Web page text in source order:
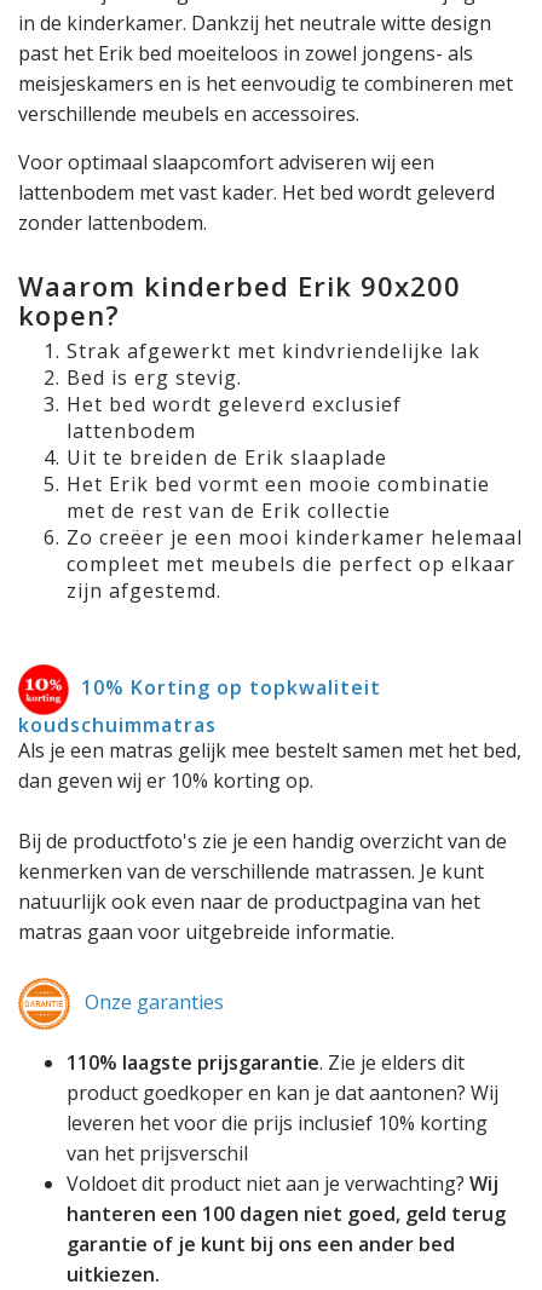
in de kinderkamer. Dankzij het neutrale witte design
past het Erik bed moeiteloos in zowel jongens- als
meisjeskamers en is het eenvoudig te combineren met
verschillende meubels en accessoires.
Voor optimaal slaapcomfort adviseren wij een
lattenbodem met vast kader. Het bed wordt geleverd
zonder lattenbodem.
Waarom kinderbed Erik 90x200
kopen?
Strak afgewerkt met kindvriendelijke lak
Bed is erg stevig.
Het bed wordt geleverd exclusief
lattenbodem
Uit te breiden de Erik slaaplade
Het Erik bed vormt een mooie combinatie
met de rest van de Erik collectie
Zo creëer je een mooi kinderkamer helemaal
compleet met meubels die perfect op elkaar
zijn afgestemd.
10% Korting op topkwaliteit
koudschuimmatras
Als je een matras gelijk mee bestelt samen met het bed,
dan geven wij er 10% korting op.
Bij de productfoto's zie je een handig overzicht van de
kenmerken van de verschillende matrassen. Je kunt
natuurlijk ook even naar de productpagina van het
matras gaan voor uitgebreide informatie.
Onze garanties
110% laagste prijsgarantie. Zie je elders dit
product goedkoper en kan je dat aantonen? Wij
leveren het voor die prijs inclusief 10% korting
van het prijsverschil
Voldoet dit product niet aan je verwachting? Wij
hanteren een 100 dagen niet goed, geld terug
garantie of je kunt bij ons een ander bed
uitkiezen.